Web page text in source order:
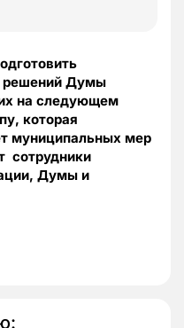
решений Думы
на следующем
которая
муниципальных мер
сотрудники
Думы и